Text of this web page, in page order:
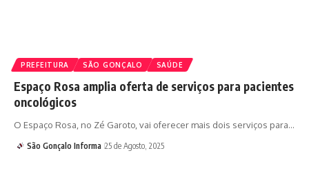
PREFEITURA SÃO GONÇALO SAÚDE
Espaço Rosa amplia oferta de serviços para pacientes
oncológicos
O Espaço Rosa, no Zé Garoto, vai oferecer mais dois serviços para…
São Gonçalo Informa 25 de Agosto, 2025